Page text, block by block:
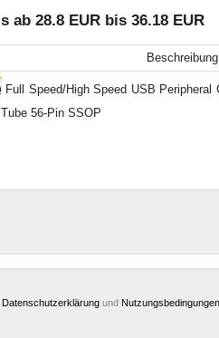
ab 28.8 EUR bis 36.18 EUR
Beschreibung
Full Speed/High Speed USB
56-Pin SSOP
Datenschutzerklärung und Nutzungsbedingungen